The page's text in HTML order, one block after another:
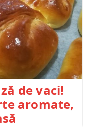
de vaci!
aromate,